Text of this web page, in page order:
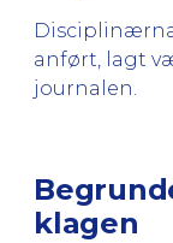
anført, lagt
journalen.
klagen